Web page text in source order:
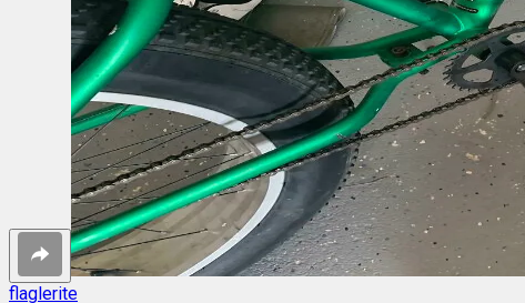
flaglerite